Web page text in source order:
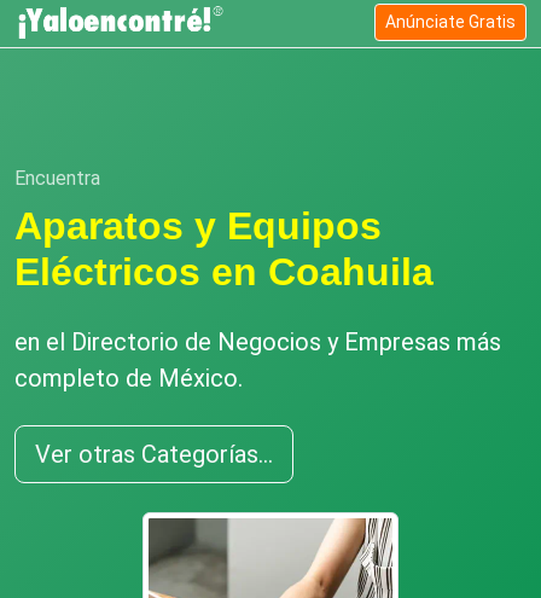
Anúnciate Gratis
Encuentra
Aparatos y Equipos
Eléctricos en Coahuila
en el Directorio de Negocios y Empresas más
completo de México.
Ver otras Categorías...